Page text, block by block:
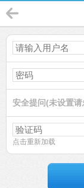
安全提问(未设置请
点击重新加载